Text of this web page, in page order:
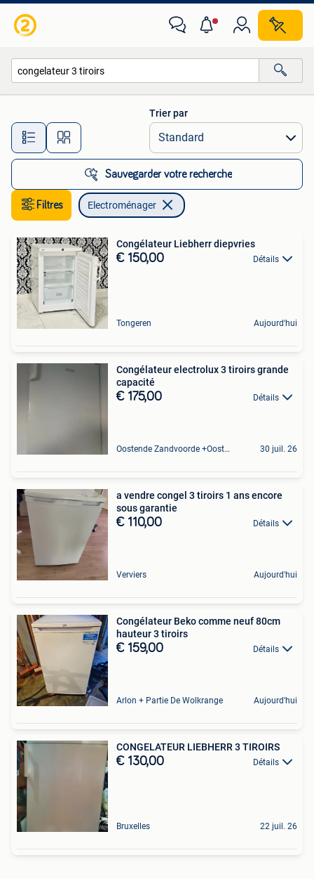
Toutes les distances…
Trier par
Sauvegarder votre recherche
Filtres Electroménager
Congélateur Liebherr diepvries
€ 150,00 Détails
Tongeren Aujourd'hui
Congélateur electrolux 3 tiroirs grande
capacité
€ 175,00 Détails
Oostende Zandvoorde +Oostende 30 juil. 26
a vendre congel 3 tiroirs 1 ans encore
sous garantie
€ 110,00 Détails
Verviers Aujourd'hui
Congélateur Beko comme neuf 80cm
hauteur 3 tiroirs
€ 159,00 Détails
Arlon + Partie De Wolkrange Aujourd'hui
CONGELATEUR LIEBHERR 3 TIROIRS
€ 130,00 Détails
Bruxelles 22 juil. 26